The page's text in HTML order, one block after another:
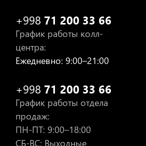
+998 71 200 33 66
График работы колл-
центра:
Ежедневно: 9:00–21:00
+998 71 200 33 66
График работы отдела
продаж:
ПН-ПТ: 9:00–18:00
СБ-ВС: Выходные